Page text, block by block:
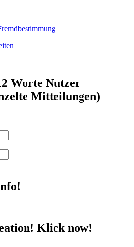
Worte Nutzer
Mitteilungen)
Klick now!